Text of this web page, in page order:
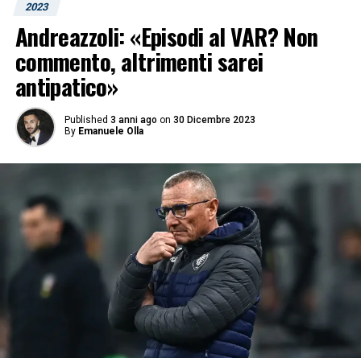
2023
Andreazzoli: «Episodi al VAR? Non
commento, altrimenti sarei
antipatico»
Published 3 anni ago on 30 Dicembre 2023
By Emanuele Olla